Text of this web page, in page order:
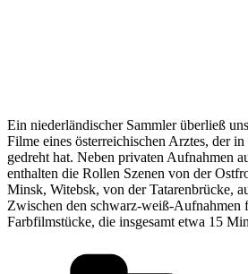
Ein niederländischer Sammler überließ
Filme eines österreichischen Arztes, der
gedreht hat. Neben privaten Aufnahmen
enthalten die Rollen Szenen von der
Minsk, Witebsk, von der Tatarenbrücke,
Zwischen den schwarz-weiß-Aufnahmen
Farbfilmstücke, die insgesamt etwa 15